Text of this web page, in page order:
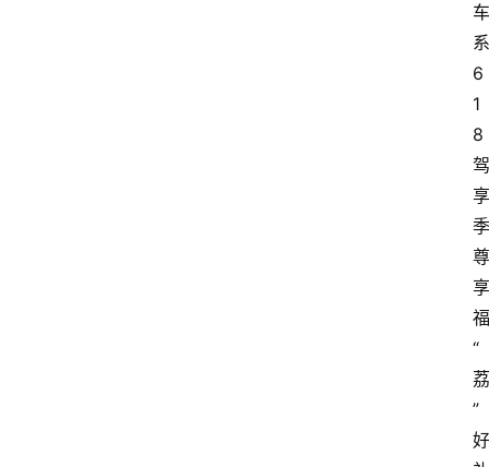
车
系
6
1
8
驾
享
季
尊
享
福
“
荔
”
好